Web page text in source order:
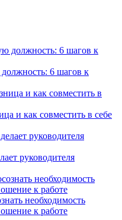
6 шагов к
и как совместить в себе
руководителя
необходимость
к работе